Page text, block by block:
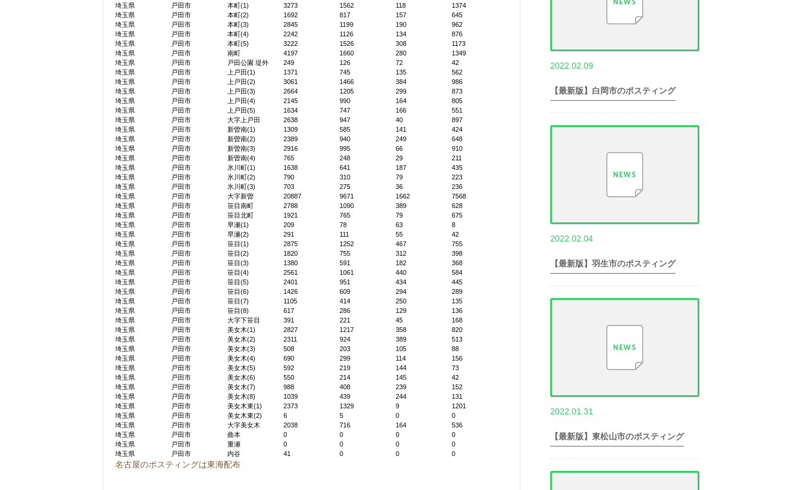
埼玉県
戸田市 本町(1) 3273 1562 118
1374
埼玉県
戸田市 本町(2) 1692 817 157
645
埼玉県
戸田市 本町(3) 2845 1199 190
962
埼玉県
戸田市 本町(4) 2242 1126 134
876
埼玉県
戸田市 本町(5) 3222 1526 308
1173
埼玉県
戸田市 南町 4197 1660 280
1349
埼玉県
戸田市 戸田公園 堤外 249 126 72
42
埼玉県
戸田市 上戸田(1) 1371 745 135
562
埼玉県
戸田市 上戸田(2) 3061 1466 384
986
埼玉県
戸田市 上戸田(3) 2664 1205 299
873
埼玉県
戸田市 上戸田(4) 2145 990 164
805
埼玉県
戸田市 上戸田(5) 1634 747 166
551
埼玉県
戸田市 大字上戸田 2638 947 40
897
埼玉県
戸田市 新曽南(1) 1309 585 141
424
埼玉県
戸田市 新曽南(2) 2389 940 249
648
埼玉県
戸田市 新曽南(3) 2916 995 66
910
埼玉県
戸田市 新曽南(4) 765 248 29
211
埼玉県
戸田市 氷川町(1) 1638 641 187
435
埼玉県
戸田市 氷川町(2) 790 310 79
223
埼玉県
戸田市 氷川町(3) 703 275 36
236
埼玉県
戸田市 大字新曽 20887 9671 1662
7568
埼玉県
戸田市 笹目南町 2788 1090 389
628
埼玉県
戸田市 笹目北町 1921 765 79
675
埼玉県
戸田市 早瀬(1) 209 78 63
8
埼玉県
戸田市 早瀬(2) 291 111 55
42
埼玉県
戸田市 笹目(1) 2875 1252 467
755
埼玉県
戸田市 笹目(2) 1820 755 312
398
埼玉県
戸田市 笹目(3) 1380 591 182
368
埼玉県
戸田市 笹目(4) 2561 1061 440
584
埼玉県
戸田市 笹目(5) 2401 951 434
445
埼玉県
戸田市 笹目(6) 1426 609 294
289
埼玉県
戸田市 笹目(7) 1105 414 250
135
埼玉県
戸田市 笹目(8) 617 286 129
136
埼玉県
戸田市 大字下笹目 391 221 45
168
埼玉県
戸田市 美女木(1) 2827 1217 358
820
埼玉県
戸田市 美女木(2) 2311 924 389
513
埼玉県
戸田市 美女木(3) 508 203 105
88
埼玉県
戸田市 美女木(4) 690 299 114
156
埼玉県
戸田市 美女木(5) 592 219 144
73
埼玉県
戸田市 美女木(6) 550 214 145
42
埼玉県
戸田市 美女木(7) 988 408 239
152
埼玉県
戸田市 美女木(8) 1039 439 244
131
埼玉県
戸田市 美女木東(1) 2373 1329 9
1201
埼玉県
戸田市 美女木東(2) 6 5 0
0
埼玉県
戸田市 大字美女木 2038 716 164
536
埼玉県
戸田市 曲本 0 0 0
0
埼玉県
戸田市 重瀬 0 0 0
0
埼玉県
戸田市 内谷 41 0 0 0
名古屋のポスティングは東海配布
2022.02.09
【最新版】白岡市のポスティング
2022.02.04
【最新版】羽生市のポスティング
2022.01.31
【最新版】東松山市のポスティング